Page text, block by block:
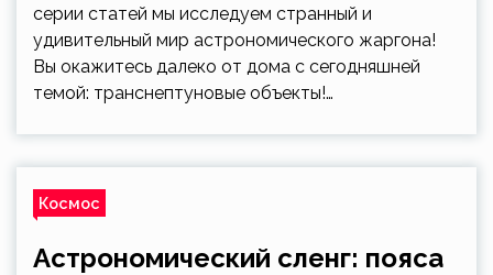
серии статей мы исследуем странный и
удивительный мир астрономического жаргона!
Вы окажитесь далеко от дома с сегодняшней
темой: транснептуновые объекты!…
Космос
Астрономический сленг: пояса